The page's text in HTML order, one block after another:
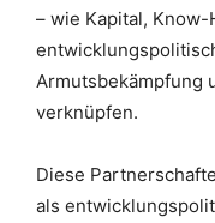
– wie Kapital,
Armutsbekämpfung
verknüpfen.
Diese
als